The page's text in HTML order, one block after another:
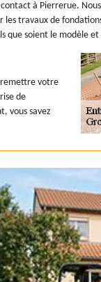
à Pierrerue.
les travaux de
que soient le modèle
remettre votre
de
vous savez